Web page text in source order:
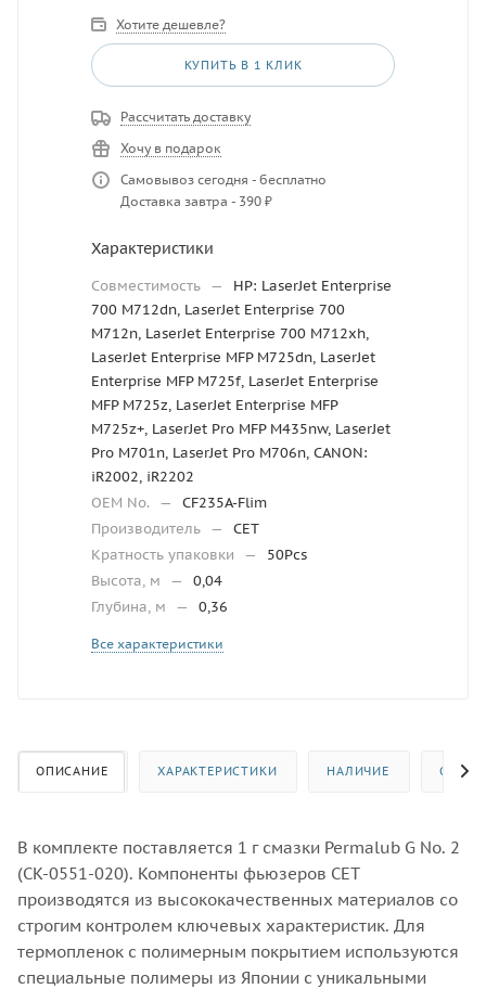
Хотите дешевле?
КУПИТЬ В 1 КЛИК
Рассчитать доставку
Хочу в подарок
Самовывоз сегодня - бесплатно
Доставка завтра - 390 ₽
Характеристики
Совместимость —
HP: LaserJet Enterprise
700 M712dn, LaserJet Enterprise 700
M712n, LaserJet Enterprise 700 M712xh,
LaserJet Enterprise MFP M725dn, LaserJet
Enterprise MFP M725f, LaserJet Enterprise
MFP M725z, LaserJet Enterprise MFP
M725z+, LaserJet Pro MFP M435nw, LaserJet
Pro M701n, LaserJet Pro M706n, CANON:
iR2002, iR2202
OEM No.
—
CF235A-Flim
Производитель —
CET
Кратность упаковки
—
50Pcs
Высота, м
—
0,04
Глубина, м
— 0,36
Все характеристики
ОПИСАНИЕ ХАРАКТЕРИСТИКИ НАЛИЧИЕ
В комплекте поставляется 1 г смазки Permalub G No. 2
(CK-0551-020). Компоненты фьюзеров CET
производятся из высококачественных материалов со
строгим контролем ключевых характеристик. Для
термопленок с полимерным покрытием используются
специальные полимеры из Японии с уникальными